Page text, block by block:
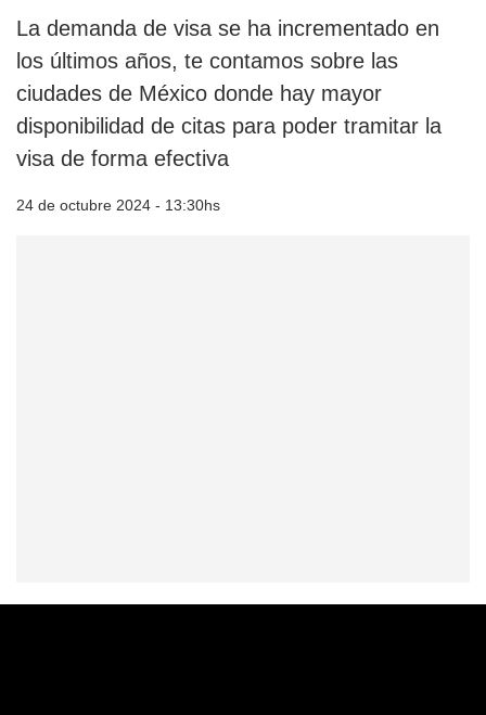
La demanda de visa se ha incrementado en
los últimos años, te contamos sobre las
ciudades de México donde hay mayor
disponibilidad de citas para poder tramitar la
visa de forma efectiva
24 de octubre 2024 - 13:30hs